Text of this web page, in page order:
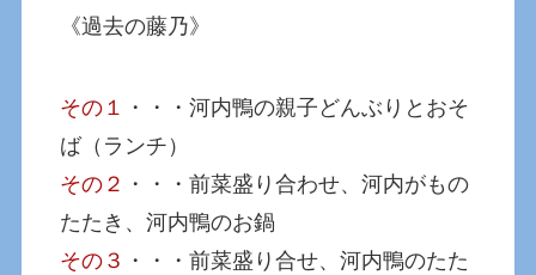
《過去の藤乃》
その１ ・・・河内鴨の親子どんぶりとおそ
ば（ランチ）
その２ ・・・前菜盛り合わせ、河内がもの
たたき、河内鴨のお鍋
その３ ・・・前菜盛り合せ、河内鴨のたた